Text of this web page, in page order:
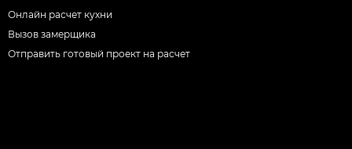
Онлайн расчет кухни
Вызов замерщика
Отправить готовый проект на расчет